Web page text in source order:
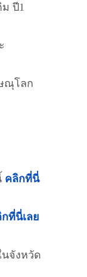
ปี1​
ณุโลก​
คลิกที่นี่
ที่นี่เลย
จังหวัด